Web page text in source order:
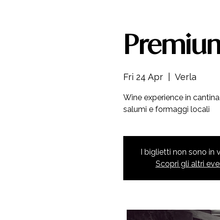
Fri 24 Apr
  |
Verla
Wine experience in
salumi e formaggi locali
I biglietti non sono in
Scopri gli altri